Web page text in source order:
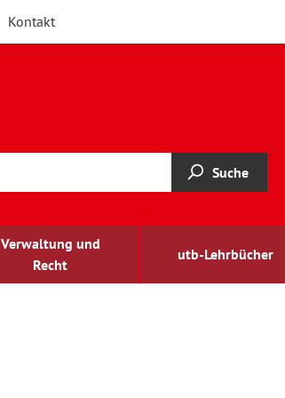
Kontakt
Suche
Verwaltung und
Recht
utb-Lehrbücher